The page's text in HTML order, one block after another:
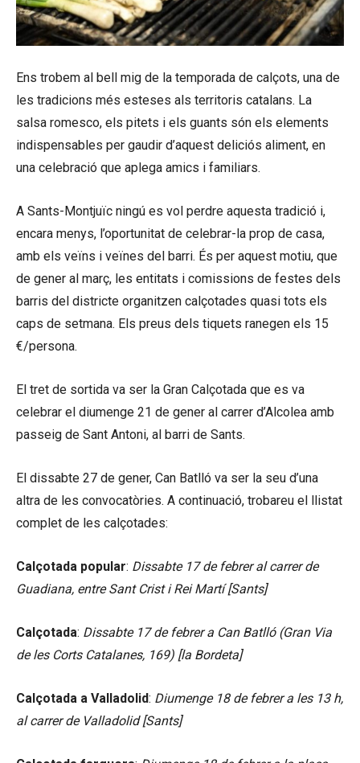
Ens trobem al bell mig de la temporada de calçots, una de
les tradicions més esteses als territoris catalans. La
salsa romesco, els pitets i els guants són els elements
indispensables per gaudir d’aquest deliciós aliment, en
una celebració que aplega amics i familiars.
A Sants-Montjuïc ningú es vol perdre aquesta tradició i,
encara menys, l’oportunitat de celebrar-la prop de casa,
amb els veïns i veïnes del barri. És per aquest motiu, que
de gener al març, les entitats i comissions de festes dels
barris del districte organitzen calçotades quasi tots els
caps de setmana. Els preus dels tiquets ranegen els 15
€/persona.
El tret de sortida va ser la Gran Calçotada que es va
celebrar el diumenge 21 de gener al carrer d’Alcolea amb
passeig de Sant Antoni, al barri de Sants.
El dissabte 27 de gener, Can Batlló va ser la seu d’una
altra de les convocatòries. A continuació, trobareu el llistat
complet de les calçotades:
Calçotada popular: Dissabte 17 de febrer al carrer de
Guadiana, entre Sant Crist i Rei Martí [Sants]
Calçotada: Dissabte 17 de febrer a Can Batlló (Gran Via
de les Corts Catalanes, 169) [la Bordeta]
Calçotada a Valladolid: Diumenge 18 de febrer a les 13 h,
al carrer de Valladolid [Sants]